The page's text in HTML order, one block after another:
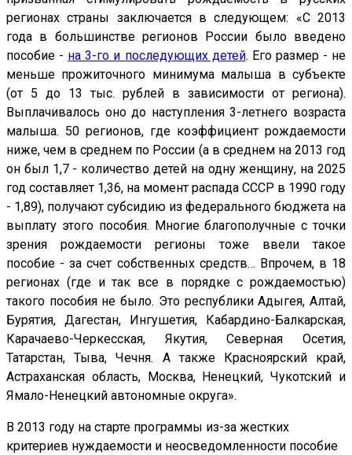
регионах страны заключается в следующем: «С 2013
года в большинстве регионов России было введено
пособие - на 3-го и последующих детей. Его размер - не
меньше прожиточного минимума малыша в субъекте
(от 5 до 13 тыс. рублей в зависимости от региона).
Выплачивалось оно до наступления 3-летнего возраста
малыша. 50 регионов, где коэффициент рождаемости
ниже, чем в среднем по России (а в среднем на 2013 год
он был 1,7 - количество детей на одну женщину, на 2025
год составляет 1,36, на момент распада СССР в 1990 году
- 1,89), получают субсидию из федерального бюджета на
выплату этого пособия. Многие благополучные с точки
зрения рождаемости регионы тоже ввели такое
пособие - за счет собственных средств… Впрочем, в 18
регионах (где и так все в порядке с рождаемостью)
такого пособия не было. Это республики Адыгея, Алтай,
Бурятия, Дагестан, Ингушетия, Кабардино-Балкарская,
Карачаево-Черкесская, Якутия, Северная Осетия,
Татарстан, Тыва, Чечня. А также Красноярский край,
Астраханская область, Москва, Ненецкий, Чукотский и
Ямало-Ненецкий автономные округа».
В 2013 году на старте программы из-за жестких
критериев нуждаемости и неосведомленности пособие